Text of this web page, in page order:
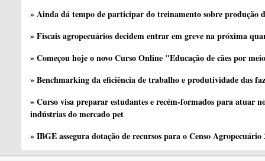
» Ainda dá tempo de participar do treinamento sobre produção
» Fiscais agropecuários decidem entrar em greve na próxima
» Começou hoje o novo Curso Online "Educação de cães por
» Benchmarking da eficiência de trabalho e produtividade das
» Curso visa preparar estudantes e recém-formados para atuar
indústrias do mercado pet
» IBGE assegura dotação de recursos para o Censo Agropecuário